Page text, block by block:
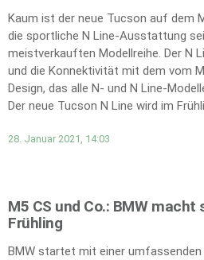
Kaum ist der neue Tucson auf dem
die sportliche N Line-Ausstattung
meistverkauften Modellreihe. Der N
und die Konnektivität mit dem vom
Design, das alle N- und N Line-
Der neue Tucson N Line wird im
28. Januar 2021, 14:03
M5 CS und Co.: BMW
Frühling
BMW startet mit einer umfassenden